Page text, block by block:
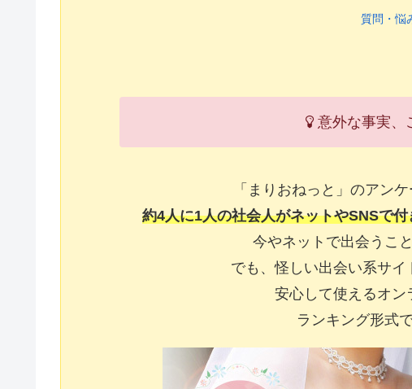
質問・悩
意外な事実、
「まりおねっと」のアン
約4人に1人の社会人がネットやSNSで
今やネットで出会うこ
でも、怪しい出会い系サ
安心して使えるオン
ランキング形式